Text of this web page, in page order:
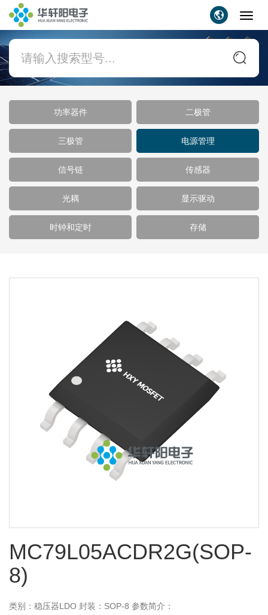
功率器件 二极管
三极管 电源管理
信号链 传感器
光耦 显示驱动
时钟和定时 存储
MC79L05ACDR2G(SOP-
8)
类别：稳压器LDO 封装：SOP-8 参数简介：